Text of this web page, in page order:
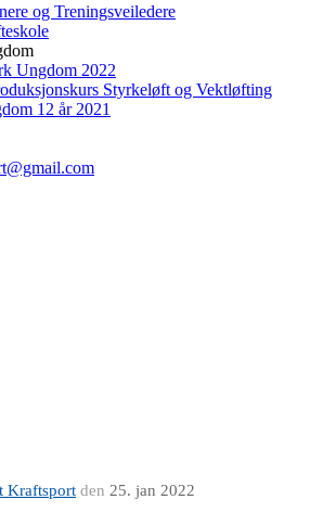
og Treningsveiledere
Ungdom 2022
Styrkeløft og Vektløfting
12 år 2021
Kraftsport den 25. jan 2022